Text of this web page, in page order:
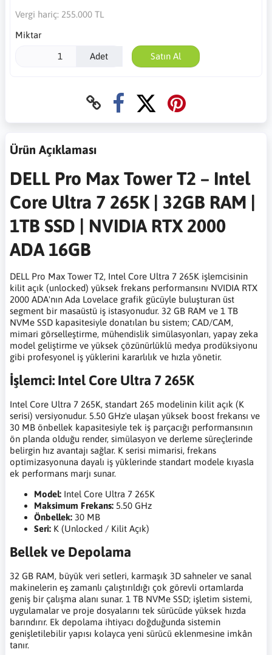
Vergi hariç: 255.000 TL
Miktar
Adet Satın Al
Ürün Açıklaması
DELL Pro Max Tower T2 – Intel
Core Ultra 7 265K | 32GB RAM |
1TB SSD | NVIDIA RTX 2000
ADA 16GB
DELL Pro Max Tower T2, Intel Core Ultra 7 265K işlemcisinin
kilit açık (unlocked) yüksek frekans performansını NVIDIA RTX
2000 ADA'nın Ada Lovelace grafik gücüyle buluşturan üst
segment bir masaüstü iş istasyonudur. 32 GB RAM ve 1 TB
NVMe SSD kapasitesiyle donatılan bu sistem; CAD/CAM,
mimari görselleştirme, mühendislik simülasyonları, yapay zeka
model geliştirme ve yüksek çözünürlüklü medya prodüksiyonu
gibi profesyonel iş yüklerini kararlılık ve hızla yönetir.
İşlemci: Intel Core Ultra 7 265K
Intel Core Ultra 7 265K, standart 265 modelinin kilit açık (K
serisi) versiyonudur. 5.50 GHz'e ulaşan yüksek boost frekansı ve
30 MB önbellek kapasitesiyle tek iş parçacığı performansının
ön planda olduğu render, simülasyon ve derleme süreçlerinde
belirgin hız avantajı sağlar. K serisi mimarisi, frekans
optimizasyonuna dayalı iş yüklerinde standart modele kıyasla
ek performans marjı sunar.
Model: Intel Core Ultra 7 265K
Maksimum Frekans: 5.50 GHz
Önbellek: 30 MB
Seri: K (Unlocked / Kilit Açık)
Bellek ve Depolama
32 GB RAM, büyük veri setleri, karmaşık 3D sahneler ve sanal
makinelerin eş zamanlı çalıştırıldığı çok görevli ortamlarda
geniş bir çalışma alanı sunar. 1 TB NVMe SSD; işletim sistemi,
uygulamalar ve proje dosyalarını tek sürücüde yüksek hızda
barındırır. Ek depolama ihtiyacı doğduğunda sistemin
genişletilebilir yapısı kolayca yeni sürücü eklenmesine imkân
tanır.